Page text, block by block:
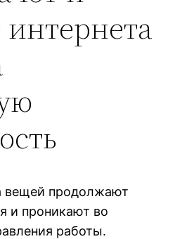
вещей продолжают
и проникают во
работы.